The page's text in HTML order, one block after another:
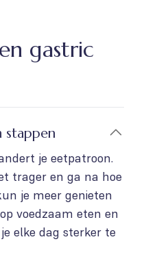
gastric
stappen
je eetpatroon.
trager en ga na hoe
je meer genieten
voedzaam eten en
elke dag sterker te